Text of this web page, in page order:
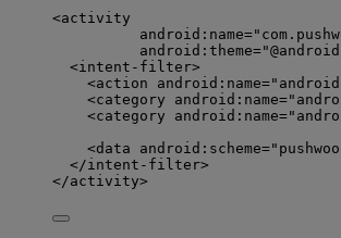
<activity
<intent-filter>
<action
<category
<category
<data
</intent-filter>
</activity>